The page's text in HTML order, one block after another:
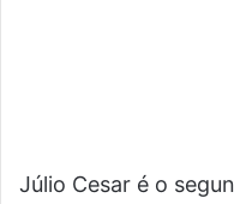
Júlio Cesar é o